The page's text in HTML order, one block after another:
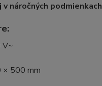
náročných podmienkach
V~
500 mm